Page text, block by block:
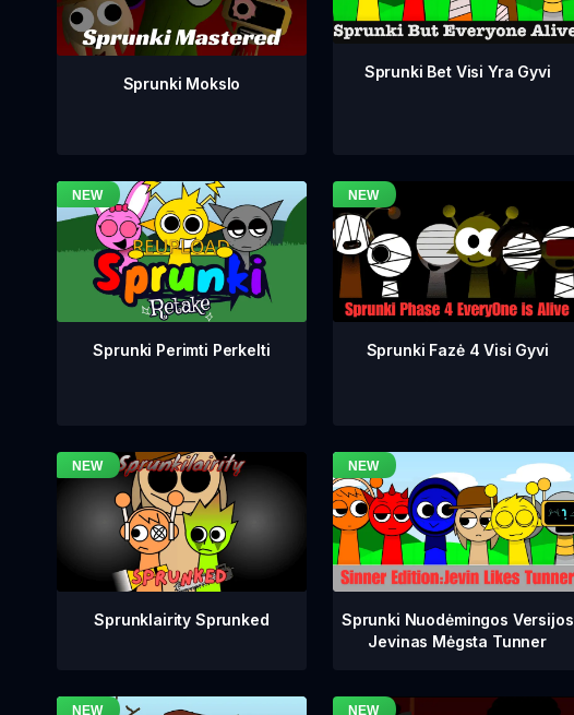
Sprunki Mokslo
Sprunki Bet Visi Yra Gyvi
Sprunki Perimti Perkelti Sprunki Fazė 4 Visi Gyvi
Sprunklairity Sprunked
Sprunki Nuodėmingos Versijos
Jevinas Mėgsta Tunner